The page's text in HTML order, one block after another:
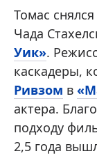
Томас
Чада
Уик».
каскадеры,
Ривзом в
актера.
подходу
2,5 года